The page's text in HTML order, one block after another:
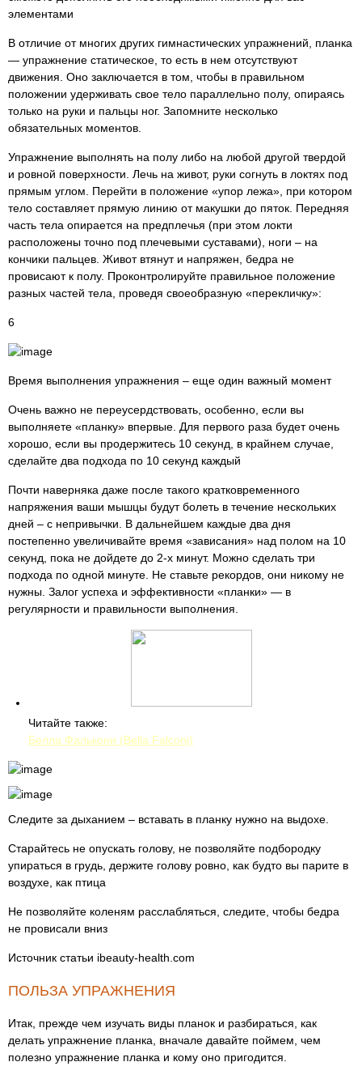
элементами
В отличие от многих других гимнастических упражнений, планка
— упражнение статическое, то есть в нем отсутствуют
движения. Оно заключается в том, чтобы в правильном
положении удерживать свое тело параллельно полу, опираясь
только на руки и пальцы ног. Запомните несколько
обязательных моментов.
Упражнение выполнять на полу либо на любой другой твердой
и ровной поверхности. Лечь на живот, руки согнуть в локтях под
прямым углом. Перейти в положение «упор лежа», при котором
тело составляет прямую линию от макушки до пяток. Передняя
часть тела опирается на предплечья (при этом локти
расположены точно под плечевыми суставами), ноги – на
кончики пальцев. Живот втянут и напряжен, бедра не
провисают к полу. Проконтролируйте правильное положение
разных частей тела, проведя своеобразную «перекличку»:
6
Время выполнения упражнения – еще один важный момент
Очень важно не переусердствовать, особенно, если вы
выполняете «планку» впервые. Для первого раза будет очень
хорошо, если вы продержитесь 10 секунд, в крайнем случае,
сделайте два подхода по 10 секунд каждый
Почти наверняка даже после такого кратковременного
напряжения ваши мышцы будут болеть в течение нескольких
дней – с непривычки. В дальнейшем каждые два дня
постепенно увеличивайте время «зависания» над полом на 10
секунд, пока не дойдете до 2-х минут. Можно сделать три
подхода по одной минуте. Не ставьте рекордов, они никому не
нужны. Залог успеха и эффективности «планки» — в
регулярности и правильности выполнения.
Читайте также:
Белла Фалькони (Bella Falconi)
Следите за дыханием – вставать в планку нужно на выдохе.
Старайтесь не опускать голову, не позволяйте подбородку
упираться в грудь, держите голову ровно, как будто вы парите в
воздухе, как птица
Не позволяйте коленям расслабляться, следите, чтобы бедра
не провисали вниз
Источник статьи ibeauty-health.com
ПОЛЬЗА УПРАЖНЕНИЯ
Итак, прежде чем изучать виды планок и разбираться, как
делать упражнение планка, вначале давайте поймем, чем
полезно упражнение планка и кому оно пригодится.